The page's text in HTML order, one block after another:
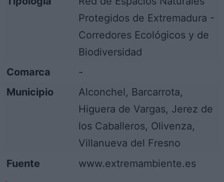
Protegidos de Extremadura -
Corredores Ecológicos y de
Biodiversidad
Comarca
-
Municipio
Alconchel, Barcarrota,
Higuera de Vargas, Jerez de
los Caballeros, Olivenza,
Villanueva del Fresno
Fuente
www.extremambiente.es